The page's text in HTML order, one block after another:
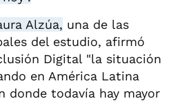
Alzúa, una de las
del estudio, afirmó
Digital "la situación
en América Latina
donde todavía hay mayor